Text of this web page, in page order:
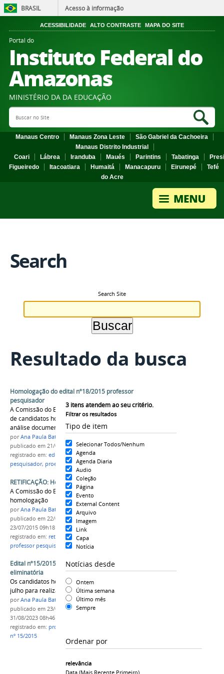
BRASIL Acesso à informação
ACESSIBILIDADE ALTO CONTRASTE MAPA DO SITE
Portal do
Instituto Federal do
Amazonas
MINISTÉRIO DA DA EDUCAÇÃO
Search Site
Manaus Centro Manaus Zona Leste
São Gabriel da Cachoeira
Manaus Distrito Industrial
Coari
Lábrea Iranduba Maués Parintins Tabatinga
Figueiredo
Itacoatiara Humaitá Manacapuru Eirunepé
Tefé
do Acre
Search
Search Site
Resultado da busca
3 itens atendem ao seu critério.
Filtrar os resultados
Tipo de item
Selecionar Todos/Nenhum
Agenda
Agenda Diaria
Audio
Coleção
Página
Evento
External Content
Arquivo
Imagem
Link
Capa
Notícia
Notícias desde
Ontem
Última semana
Último mês
Sempre
Ordenar por
relevância
Data (mais Recente Primeiro)
Homologação do edital nº18/2015 professor
pesquisador
A Comissão do Edital 18/2015 divulga a relação
de candidatos homologados após a primeira
análise documental.
porAna Paula Batista
publicado em 21/07/2015
registrado em: edital nº18/2015,professor
pesquisador, proen homologação
RETIFICAÇÃO: Homologação do edital nº18/2015
A Comissão do Edital 18/2015 retifica
homologação
porAna Paula Batista
publicado em 22/07/2015 — última modificação
23/07/2015 09h18
registrado em: retificação ,edital nº18/2015
professor pesquisador
Edital nº15/2015 - Orientações para 2ª fase
eliminatória
Os candidatos homologados tem até o dia 31 de
julho para realizar capacitação online
porAna Paula Batista
publicado em 23/07/2015—última modificação
31/08/2023 08h46
registrado em: professor pesquisador
nº 15/2015